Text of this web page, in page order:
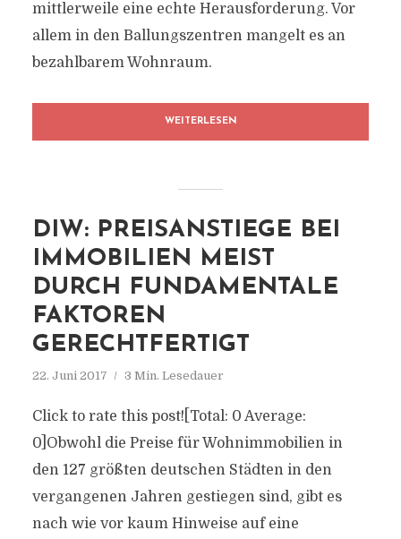
mittlerweile eine echte Herausforderung. Vor
allem in den Ballungszentren mangelt es an
bezahlbarem Wohnraum.
WEITERLESEN
DIW: PREISANSTIEGE BEI
IMMOBILIEN MEIST
DURCH FUNDAMENTALE
FAKTOREN
GERECHTFERTIGT
22. Juni 2017 3 Min. Lesedauer
Click to rate this post![Total: 0 Average:
0]Obwohl die Preise für Wohnimmobilien in
den 127 größten deutschen Städten in den
vergangenen Jahren gestiegen sind, gibt es
nach wie vor kaum Hinweise auf eine